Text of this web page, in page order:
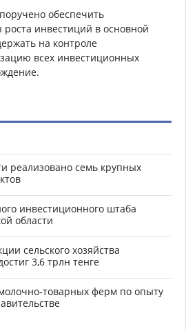
обеспечить
инвестиций в основной
на контроле
всех инвестиционных
реализовано семь крупных
инвестиционного штаба
области
сельского хозяйства
3,6 трлн тенге
товарных ферм по опыту